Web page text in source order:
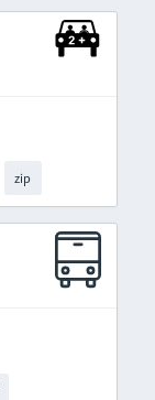
zip